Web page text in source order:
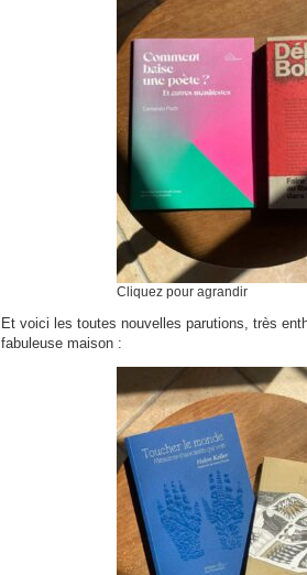
Cliquez pour agrandir
Et voici les toutes nouvelles parutions, très
fabuleuse maison :